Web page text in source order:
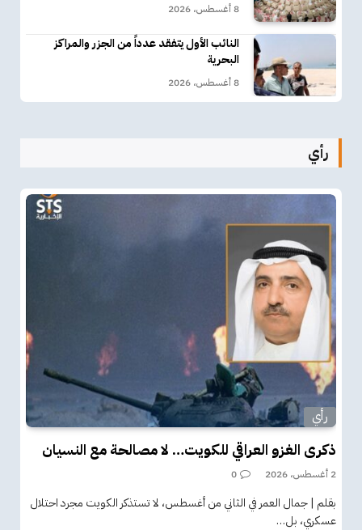
8 أغسطس، 2026
النائب الأول يتفقد عدداً من الجزر والمراكز
البحرية
8 أغسطس، 2026
رأي
رأي
ذكرى الغزو العراقي للكويت… لا مصالحة مع النسيان
2 أغسطس، 2026 0
بقلم | جمال العمر في الثاني من أغسطس، لا تستذكر الكويت مجرد احتلال
عسكري، بل…